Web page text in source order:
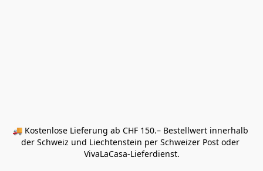
🚚 Kostenlose Lieferung ab CHF 150.– Bestellwert innerhalb
der Schweiz und Liechtenstein per Schweizer Post oder
VivaLaCasa-Lieferdienst.